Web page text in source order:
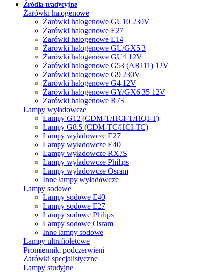
Źródła tradycyjne
Żarówki halogenowe
Żarówki halogenowe GU10 230V
Żarówki halogenowe E27
Żarówki halogenowe E14
Żarówki halogenowe GU/GX5.3
Żarówki halogenowe GU4 12V
Żarówki halogenowe G53 (AR111) 12V
Żarówki halogenowe G9 230V
Żarówki halogenowe G4 12V
Żarówki halogenowe GY/GX6.35 12V
Żarówki halogenowe R7S
Lampy wyładowcze
Lampy G12 (CDM-T/HCI-T/HQI-T)
Lampy G8.5 (CDM-TC/HCI-TC)
Lampy wyładowcze E27
Lampy wyładowcze E40
Lampy wyładowcze RX7S
Lampy wyładowcze Philips
Lampy wyładowcze Osram
Inne lampy wyładowcze
Lampy sodowe
Lampy sodowe E40
Lampy sodowe E27
Lampy sodowe Philips
Lampy sodowe Osram
Inne lampy sodowe
Lampy ultrafioletowe
Promienniki podczerwieni
Żarówki specjalistyczne
Lampy studyjne